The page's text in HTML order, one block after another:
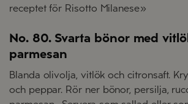
receptet för Risotto Milanese»
No. 80. Svarta bönor med
parmesan
Blanda olivolja, vitlök och citronsaft.
och peppar. Rör ner bönor, persilja,